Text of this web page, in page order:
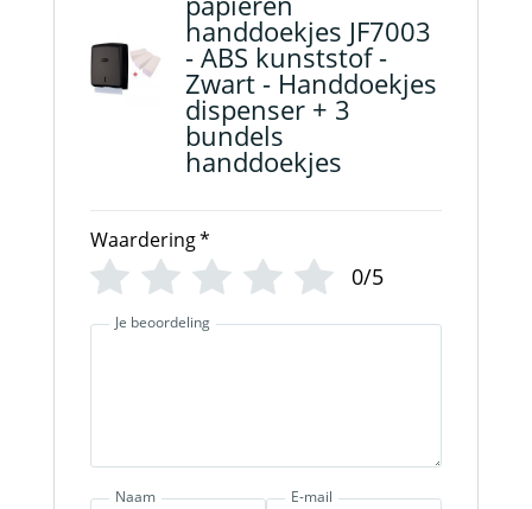
handdoekjes JF7003
- ABS kunststof -
Zwart - Handdoekjes
dispenser + 3
bundels
handdoekjes
Waardering*
0/5
Je beoordeling
Naam E-mail